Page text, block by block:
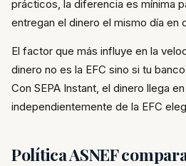
prácticos, la diferencia es mínima
entregan el dinero el mismo día en
El factor que más influye en la
dinero no es la EFC sino si tu
Con SEPA Instant, el dinero llega
independientemente de la EFC
Política ASNEF